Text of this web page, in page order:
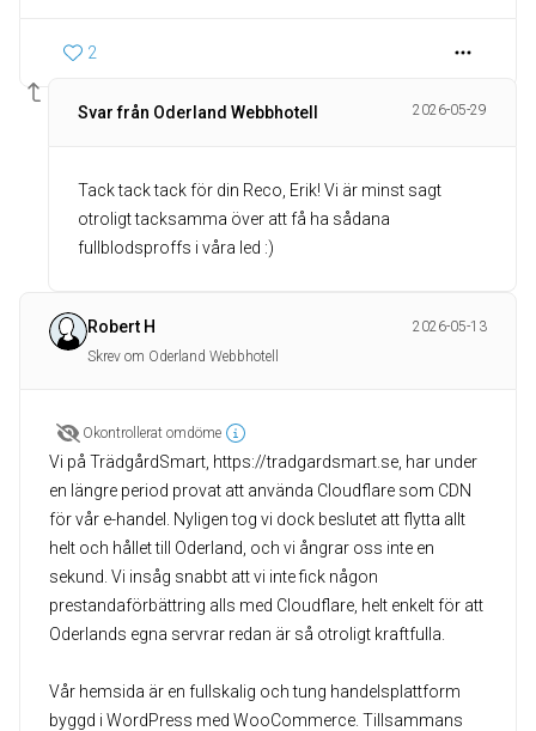
2
Svar från Oderland Webbhotell 2026-05-29
Tack tack tack för din Reco, Erik! Vi är minst sagt
otroligt tacksamma över att få ha sådana
fullblodsproffs i våra led :)
Robert H
2026-05-13
Skrev om Oderland Webbhotell
Okontrollerat omdöme
Vi på TrädgårdSmart, https://tradgardsmart.se, har under
en längre period provat att använda Cloudflare som CDN
för vår e-handel. Nyligen tog vi dock beslutet att flytta allt
helt och hållet till Oderland, och vi ångrar oss inte en
sekund. Vi insåg snabbt att vi inte fick någon
prestandaförbättring alls med Cloudflare, helt enkelt för att
Oderlands egna servrar redan är så otroligt kraftfulla.
Vår hemsida är en fullskalig och tung handelsplattform
byggd i WordPress med WooCommerce. Tillsammans